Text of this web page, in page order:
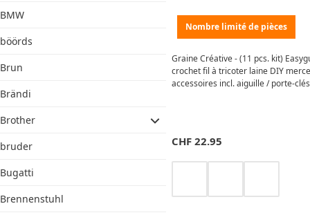
BMW
böörds
Brun
Brändi
Brother
bruder
Bugatti
Brennenstuhl
Nombre limité de pièces
Graine Créative - (11 pcs. kit)
crochet fil à tricoter laine DIY
accessoires incl. aiguille / porte-
CHF 22.95